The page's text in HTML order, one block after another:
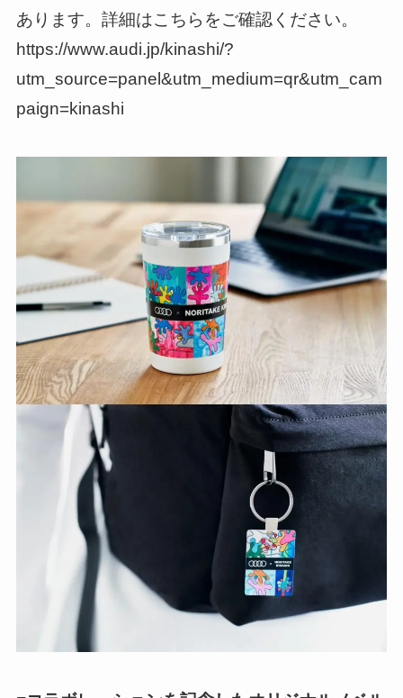
あります。詳細はこちらをご確認ください。
https://www.audi.jp/kinashi/?
utm_source=panel&utm_medium=qr&utm_cam
paign=kinashi